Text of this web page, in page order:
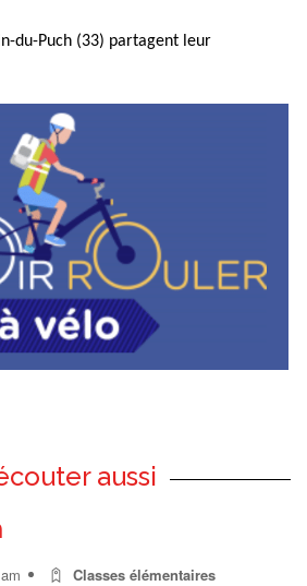
du-Puch (33) partagent leur
aussi
Classes élémentaires